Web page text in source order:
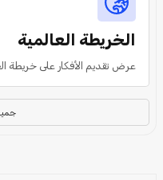
الخريطة العالمية
عرض تقديم الأفكار على خريطة